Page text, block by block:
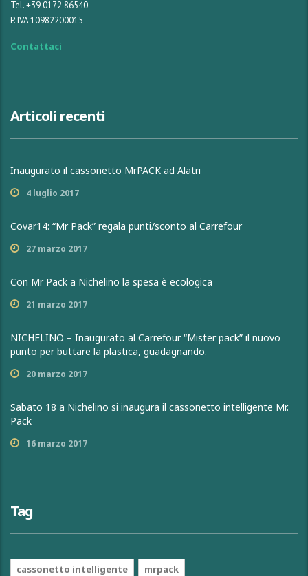
Tel. +39 0172 86540
P. IVA 10982200015
Contattaci
Articoli recenti
Inaugurato il cassonetto MrPACK ad Alatri
4 luglio 2017
Covar14: “Mr Pack” regala punti/sconto al Carrefour
27 marzo 2017
Con Mr Pack a Nichelino la spesa è ecologica
21 marzo 2017
NICHELINO – Inaugurato al Carrefour “Mister pack” il nuovo
punto per buttare la plastica, guadagnando.
20 marzo 2017
Sabato 18 a Nichelino si inaugura il cassonetto intelligente Mr.
Pack
16 marzo 2017
Tag
cassonetto intelligente mrpack